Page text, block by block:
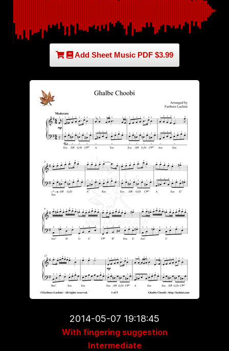
Add Sheet Music PDF $3.99
2014-05-07 19:18:45
With fingering suggestion
Intermediate